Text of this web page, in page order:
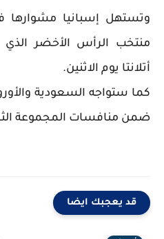
وتستهل إسبانيا مشوارها
منتخب الرأس الأخضر الذي
أتلانتا يوم الاثنين.
كما ستواجه السعودية
ضمن منافسات المجموعة
قد يعجبك ايضا